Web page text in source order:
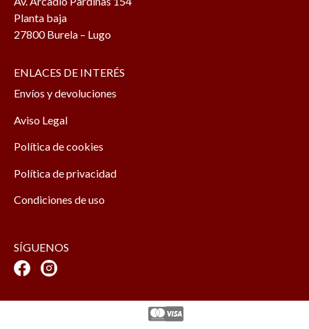
Planta baja
27800 Burela – Lugo
ENLACES DE INTERÉS
Envíos y devoluciones
Aviso Legal
Política de cookies
Política de privacidad
Condiciones de uso
SÍGUENOS